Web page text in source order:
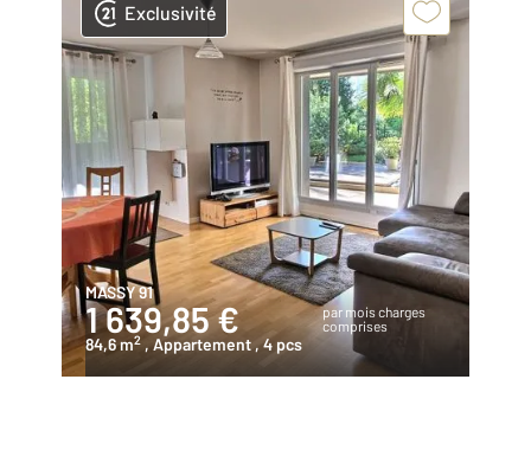
Exclusivité
MASSY 91
1 639,85 €
par mois charges
comprises
84,6 m2 , Appartement, 4 pcs